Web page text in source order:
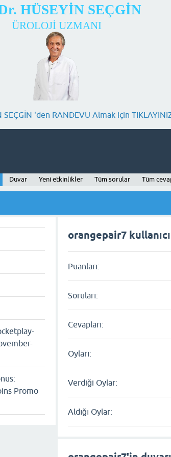
HÜSEYİN SEÇGİN
ÜROLOJİ UZMANI
SEÇGİN 'den RANDEVU Almak için
Duvar Yeni etkinlikler Tüm sorular Tüm
Promo
orangepair7
Puanları:
Soruları:
Cevapları:
Oyları:
Verdiği Oylar:
Aldığı Oylar: